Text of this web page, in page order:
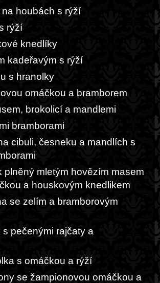
houbách s rýží
rýží
knedlíky
kadeřavým s rýží
s hranolky
omáčkou a bramborem
brokolicí a mandlemi
bramborami
cibuli, česneku a mandlích s
plněný mletým hovězím masem
a houskovým knedlikem
se zelím a bramborovým
pečenými rajčaty a
s omáčkou a rýží
se žampionovou omáčkou a